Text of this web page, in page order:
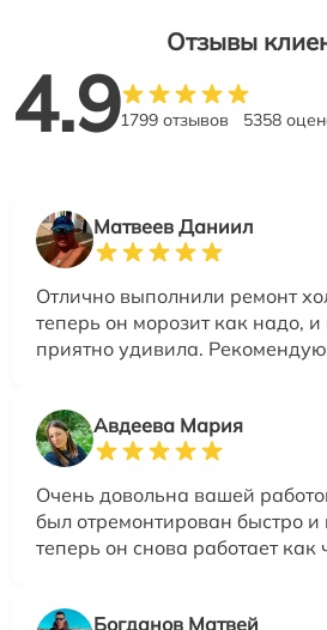
Отзывы
4.91799 отзывов 5358
Матвеев Даниил
Отлично выполнили ремонт
теперь он морозит как надо,
приятно удивила. Рекомендую
Авдеева Мария
Очень довольна вашей
был отремонтирован быстро и
теперь он снова работает как
Богданов Матвей